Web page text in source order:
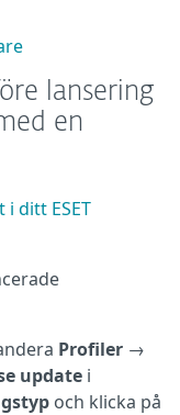
lansering
en
ditt ESET
Profiler →
update i
och klicka på